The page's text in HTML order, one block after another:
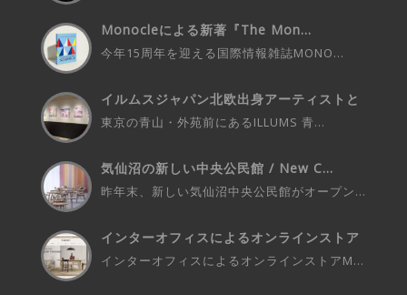
Monocleによる新著『The Mon...
今年15周年を迎える国際情報雑誌MONO...
イルムスジャパン北欧出身アーティストと
の...
東京の青山・外苑前にあるILLUMS 青...
気仙沼の新しい中央公民館 / New C...
昨年末、新しい気仙沼中央公民館がオープン...
インターオフィスによるオンラインストア
インターオフィスによるオンラインストアM...